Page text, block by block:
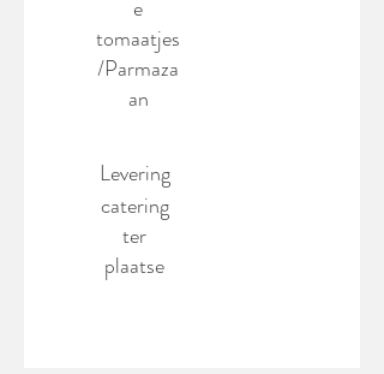
e
tomaatjes
/Parmaza
an
Levering
catering
ter
plaatse